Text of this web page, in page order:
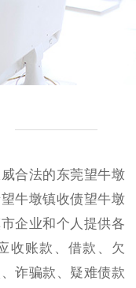
合法的东莞望牛墩
牛墩镇收债望牛墩
企业和个人提供各
收账款、借款、欠
诈骗款、疑难债款